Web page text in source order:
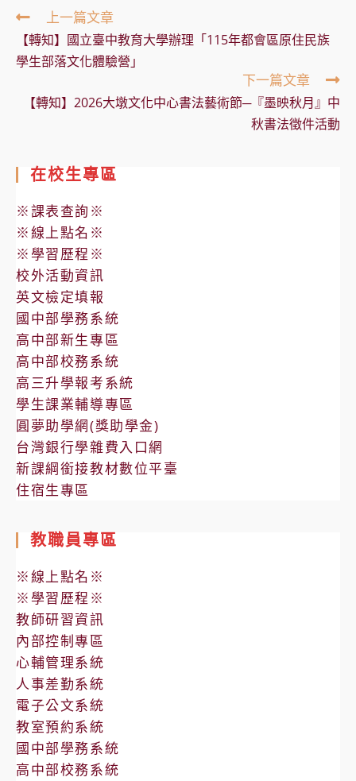
Read
more
articles
上一篇文章
【轉知】國立臺中教育大學辦理「115年都會區原住民族
學生部落文化體驗營」
下一篇文章
【轉知】2026大墩文化中心書法藝術節─『墨映秋月』中
秋書法徵件活動
在校生專區
※課表查詢※
※線上點名※
※學習歷程※
校外活動資訊
英文檢定填報
國中部學務系統
高中部新生專區
高中部校務系統
高三升學報考系統
學生課業輔導專區
圓夢助學網(獎助學金)
台灣銀行學雜費入口網
新課綱銜接教材數位平臺
住宿生專區
教職員專區
※線上點名※
※學習歷程※
教師研習資訊
內部控制專區
心輔管理系統
人事差勤系統
電子公文系統
教室預約系統
國中部學務系統
高中部校務系統